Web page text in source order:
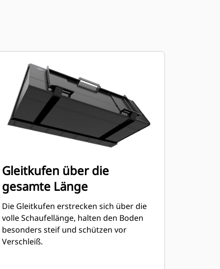
Gleitkufen über die
gesamte Länge
Die Gleitkufen erstrecken sich über die
volle Schaufellänge, halten den Boden
besonders steif und schützen vor
Verschleiß.